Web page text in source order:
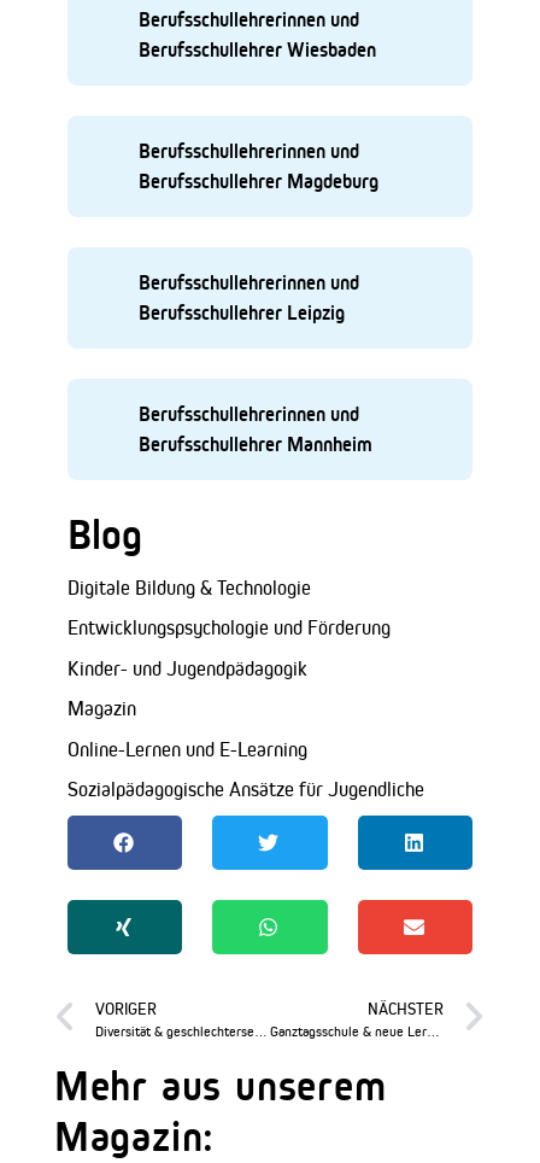
Berufsschullehrerinnen und
Berufsschullehrer Wiesbaden
Berufsschullehrerinnen und
Berufsschullehrer Magdeburg
Berufsschullehrerinnen und
Berufsschullehrer Leipzig
Berufsschullehrerinnen und
Berufsschullehrer Mannheim
Blog
Digitale Bildung & Technologie
Entwicklungspsychologie und Förderung
Kinder- und Jugendpädagogik
Magazin
Online-Lernen und E-Learning
Sozialpädagogische Ansätze für Jugendliche
VORIGER
Diversität & geschlechtersensible Pädagogik
NÄCHSTER
Ganztagsschule & neue Lernformate
Mehr aus unserem
Magazin: